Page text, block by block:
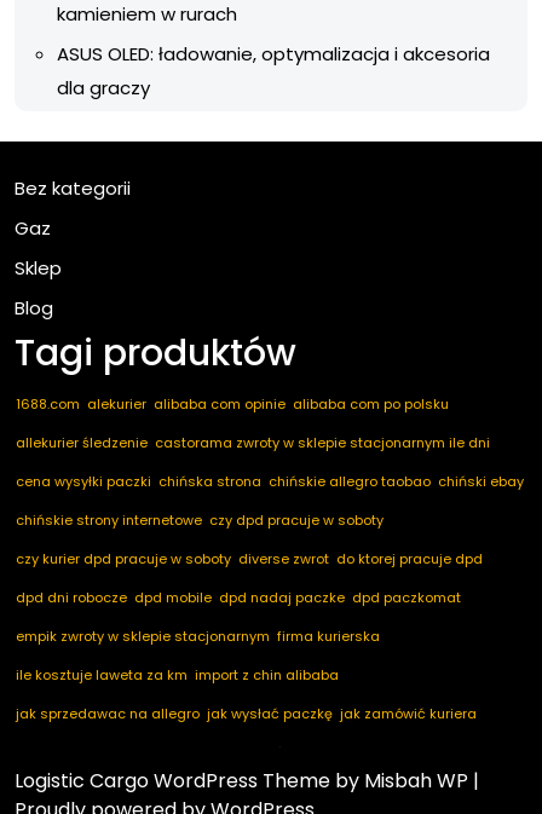
kamieniem w rurach
ASUS OLED: ładowanie, optymalizacja i akcesoria
dla graczy
Bez kategorii
Gaz
Sklep
Blog
Tagi produktów
1688.com alekurier alibaba com opinie alibaba com po polsku
allekurier śledzenie castorama zwroty w sklepie stacjonarnym ile dni
cena wysyłki paczki chińska strona chińskie allegro taobao chiński ebay
chińskie strony internetowe czy dpd pracuje w soboty
czy kurier dpd pracuje w soboty diverse zwrot do ktorej pracuje dpd
dpd dni robocze dpd mobile dpd nadaj paczke dpd paczkomat
empik zwroty w sklepie stacjonarnym firma kurierska
ile kosztuje laweta za km import z chin alibaba
jak sprzedawac na allegro jak wysłać paczkę jak zamówić kuriera
marketplace ogłoszenia
nadaj paczkę dpd
notino zwroty paczkomaty dpd pakuten zwrot
Logistic Cargo WordPress Theme by Misbah WP |